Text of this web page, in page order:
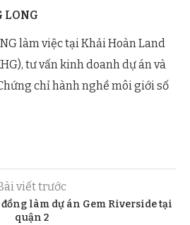
LONG
làm việc tại Khải Hoàn Land
tư vấn kinh doanh dự án và
chỉ hành nghề môi giới số
viết trước
làm dự án Gem Riverside tại
quận 2